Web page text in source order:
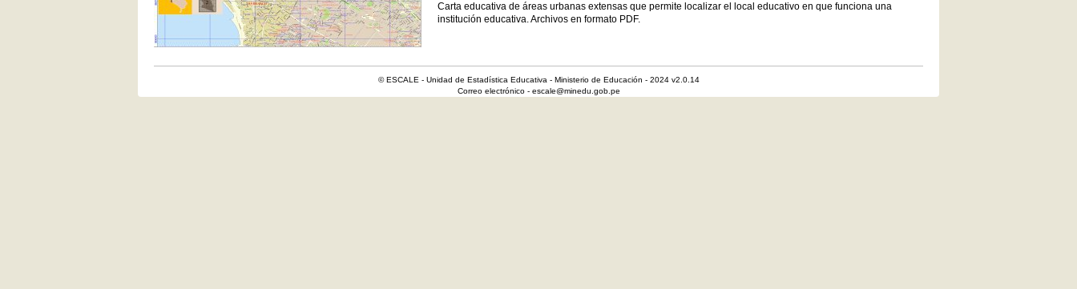
Carta educativa de áreas urbanas extensas que permite localizar el local educativo en que funciona una
institución educativa. Archivos en formato PDF.
© ESCALE - Unidad de Estadística Educativa - Ministerio de Educación - 2024 v2.0.14
Correo electrónico - escale@minedu.gob.pe